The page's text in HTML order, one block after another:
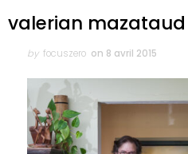
valerian mazataud
Author
Posted
by focuszero on
on 8 avril 2015